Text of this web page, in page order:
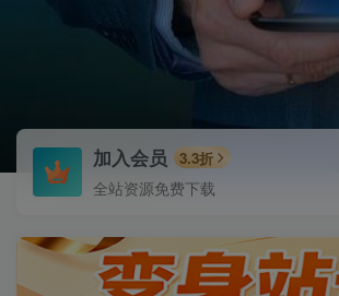
加入会员 3.3折
全站资源免费下载